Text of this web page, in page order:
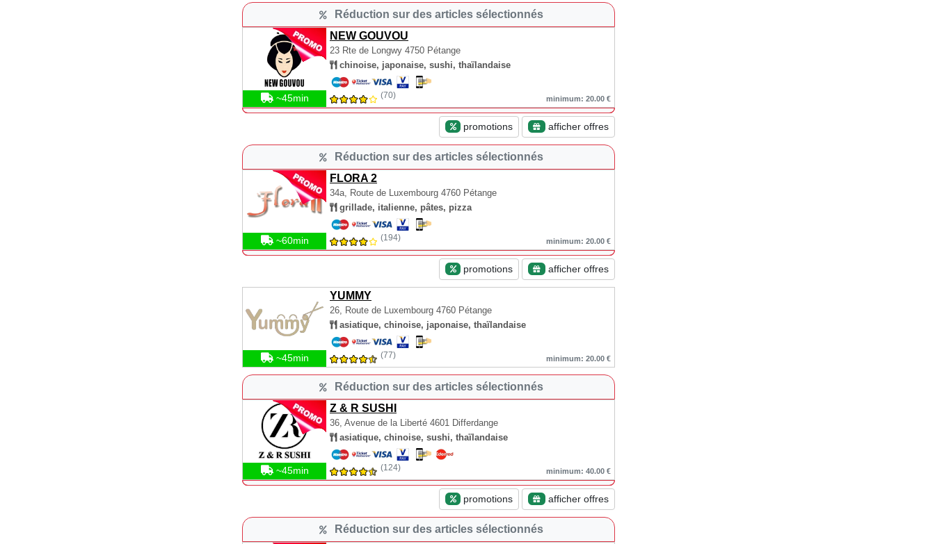
Réduction sur des articles sélectionnés
NEW GOUVOU
23 Rte de Longwy 4750 Pétange
chinoise, japonaise, sushi, thaïlandaise
~45min (70) minimum: 20.00 €
promotions afficher offres
Réduction sur des articles sélectionnés
FLORA 2
34a, Route de Luxembourg 4760 Pétange
grillade, italienne, pâtes, pizza
~60min (194) minimum: 20.00 €
promotions afficher offres
YUMMY
26, Route de Luxembourg 4760 Pétange
asiatique, chinoise, japonaise, thaïlandaise
~45min (77) minimum: 20.00 €
Réduction sur des articles sélectionnés
Z & R SUSHI
36, Avenue de la Liberté 4601 Differdange
asiatique, chinoise, sushi, thaïlandaise
~45min (124) minimum: 40.00 €
promotions afficher offres
Réduction sur des articles sélectionnés